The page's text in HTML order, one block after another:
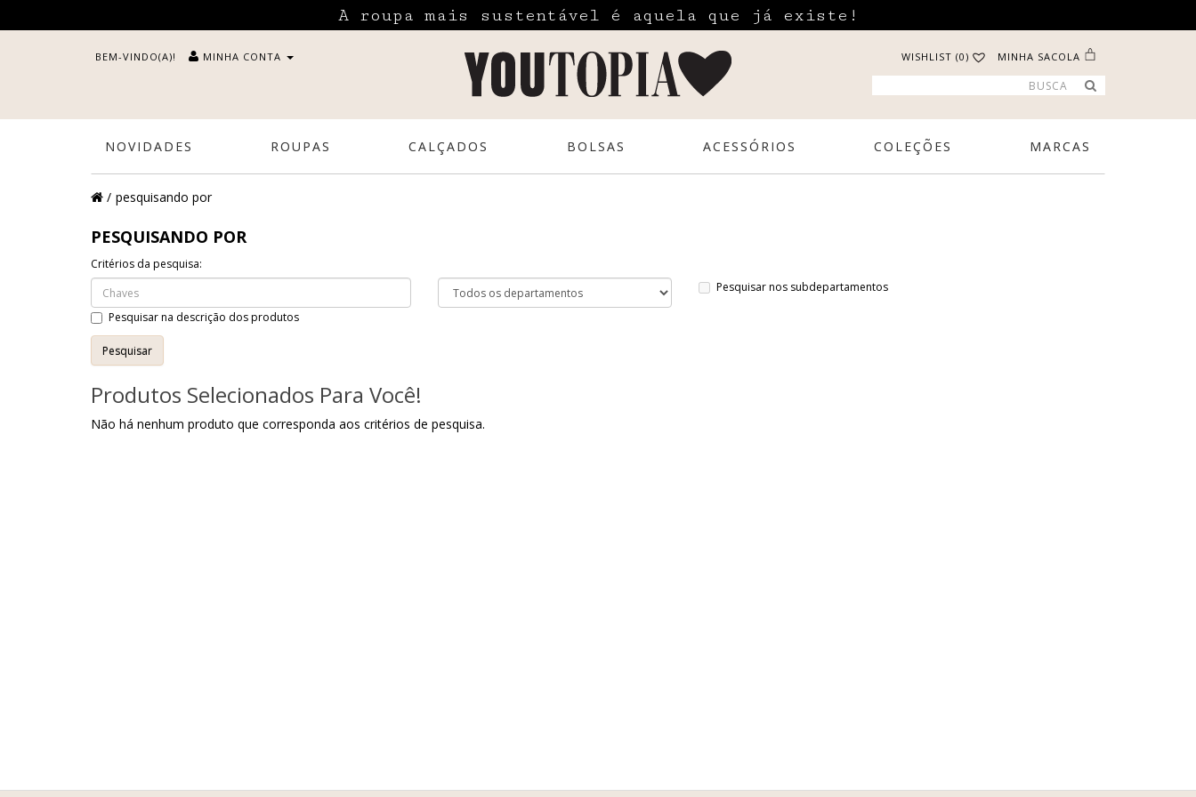
A roupa mais sustentável é aquela que já existe!
BEM-VINDO(A)! MINHA CONTA WISHLIST (0) MINHA SACOLA
NOVIDADES ROUPAS CALÇADOS BOLSAS ACESSÓRIOS COLEÇÕES MARCAS
pesquisando por
PESQUISANDO POR
Critérios da pesquisa:
Pesquisar nos subdepartamentos
Pesquisar na descrição dos produtos
Produtos Selecionados Para Você!
Não há nenhum produto que corresponda aos critérios de pesquisa.